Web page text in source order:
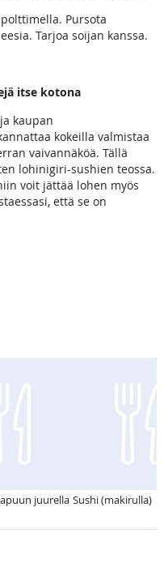
Pursota
Tarjoa soijan kanssa.
itse kotona
kaupan
kokeilla valmistaa
vaivannäköä. Tällä
lohinigiri-sushien teossa.
voit jättää lohen myös
että se on
juurella Sushi (makirulla)